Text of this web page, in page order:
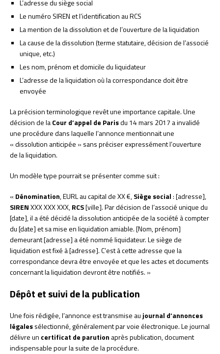
L’adresse du siège social
Le numéro SIREN et l’identification au RCS
La mention de la dissolution et de l’ouverture de la liquidation
La cause de la dissolution (terme statutaire, décision de l’associé
unique, etc.)
Les nom, prénom et domicile du liquidateur
L’adresse de la liquidation où la correspondance doit être
envoyée
La précision terminologique revêt une importance capitale. Une
décision de laCour d’appel de Parisdu 14 mars 2017 a invalidé
une procédure dans laquelle l’annonce mentionnait une
« dissolution anticipée » sans préciser expressément l’ouverture
de la liquidation.
Un modèle type pourrait se présenter comme suit :
« Dénomination, EURL au capital de XX €,Siège social: [adresse],
SIRENXXX XXX XXX,RCS[ville]. Par décision de l’associé unique du
[date], il a été décidé la dissolution anticipée de la société à compter
du [date] et sa mise en liquidation amiable. [Nom, prénom]
demeurant [adresse] a été nommé liquidateur. Le siège de
liquidation est fixé à [adresse]. C’est à cette adresse que la
correspondance devra être envoyée et que les actes et documents
concernant la liquidation devront être notifiés. »
Dépôt et suivi de la publication
Une fois rédigée, l’annonce est transmise aujournal d’annonces
légalessélectionné, généralement par voie électronique. Le journal
délivre un certificat de parution après publication, document
indispensable pour la suite de la procédure.